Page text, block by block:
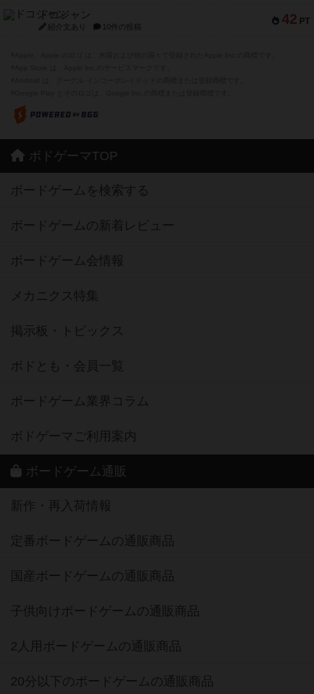
42 PT
ドコジャン
紹介文あり 10件の投稿
ボドゲーマTOP
ボードゲームを検索する
ボードゲームの新着レビュー
ボードゲーム会情報
メカニクス特集
掲示板・トピックス
ボドとも・会員一覧
ボードゲーム業界コラム
ボドゲーマご利用案内
ボードゲーム通販
新作・再入荷情報
定番ボードゲームの通販商品
国産ボードゲームの通販商品
子供向けボードゲームの通販商品
2人用ボードゲームの通販商品
20分以下のボードゲームの通販商品